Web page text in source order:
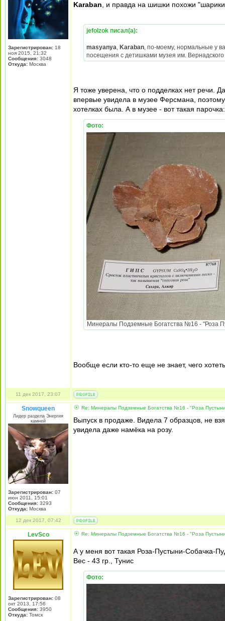
Зарегистрирован: 18
ноя 2015, 21:32
Сообщения: 3048
Откуда: Москва
Karaban , и правда на шишки похожи
jefolzok писал(а):
masyanya, Karaban, по-моему, нормальные у
посещения с детишками музея им.
Я тоже уверена, что о подделках нет речи.
впервые увидела в музее Ферсмана,
хотелках была. А в музее - вот такая парочка:
Фото:
Минералы Подземные Богатства №16 - "Роза
Вообще если кто-то еще не знает, чего
11 дек 2017, 23:07
Snowqueen
Лидер раздела Энергия
камней
Зарегистрирован: 07
июн 2011, 15:01
Сообщения: 3293
Откуда: Москва
Re: Минералы Подземные Богатства №16 - "Роза
Выпуск в продаже. Видела 7 образцов, не
увидела даже намёка на розу.
12 дек 2017, 07:42
LevSco
Зарегистрирован: 08
окт 2013, 17:56
Сообщения: 3950
Откуда: Томск
Re: Минералы Подземные Богатства №16 - "Роза
А у меня вот такая Роза-Пустыни-Собачка-
Вес - 43 гр., Тунис
Фото: